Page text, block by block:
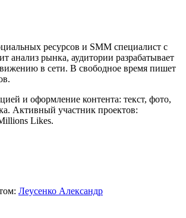
ресурсов и SMM специалист с
анализ рынка, аудитории разрабатывает
в сети. В свободное время пишет
и оформление контента: текст, фото,
Активный участник проектов:
Likes.
Леусенко Александр